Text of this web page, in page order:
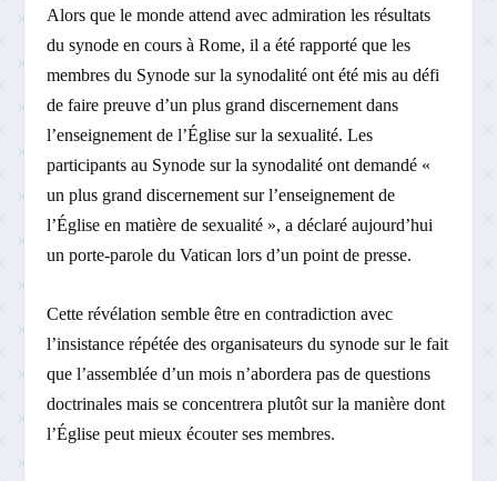
Alors que le monde attend avec admiration les résultats
du synode en cours à Rome, il a été rapporté que les
membres du Synode sur la synodalité ont été mis au défi
de faire preuve d’un plus grand discernement dans
l’enseignement de l’Église sur la sexualité. Les
participants au Synode sur la synodalité ont demandé «
un plus grand discernement sur l’enseignement de
l’Église en matière de sexualité », a déclaré aujourd’hui
un porte-parole du Vatican lors d’un point de presse.
Cette révélation semble être en contradiction avec
l’insistance répétée des organisateurs du synode sur le fait
que l’assemblée d’un mois n’abordera pas de questions
doctrinales mais se concentrera plutôt sur la manière dont
l’Église peut mieux écouter ses membres.